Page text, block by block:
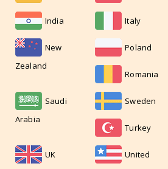
India Italy
New
Zealand
Poland
Romania
Saudi
Arabia
Sweden
Turkey
UK
United